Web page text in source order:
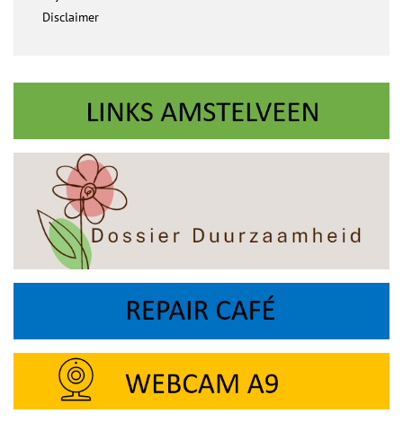
Disclaimer